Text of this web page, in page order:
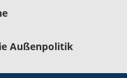
Außenpolitik